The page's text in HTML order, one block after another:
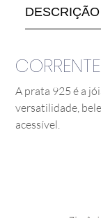
DESCRIÇÃO
A prata 925 é a
versatilidade,
acessível.